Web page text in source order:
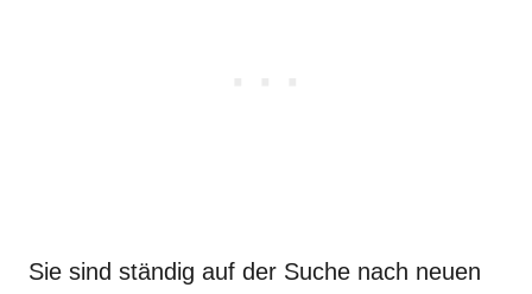
Sie sind ständig auf der Suche nach neuen